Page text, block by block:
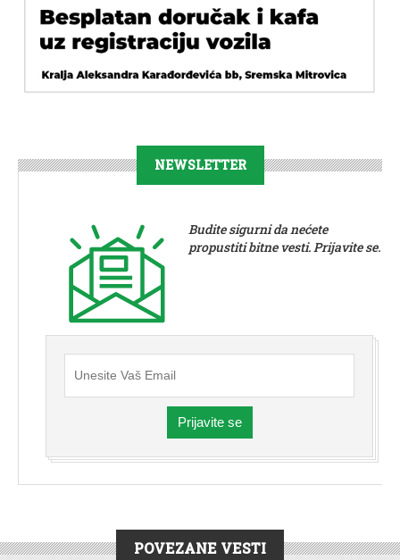
NEWSLETTER
Budite sigurni da nećete
propustiti bitne vesti. Prijavite se.
Prijavite se
POVEZANE VESTI
DRUŠTVO|HRONIKA SREMSKA MITROVICA |KULTURA |VESTI